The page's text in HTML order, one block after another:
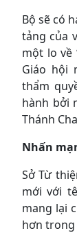
Bộ sẽ có
tảng của
một lo về
Giáo hội
thẩm
hành bởi
Thánh
Nhấn
Sở Từ
mới với
mang lại
hơn trong